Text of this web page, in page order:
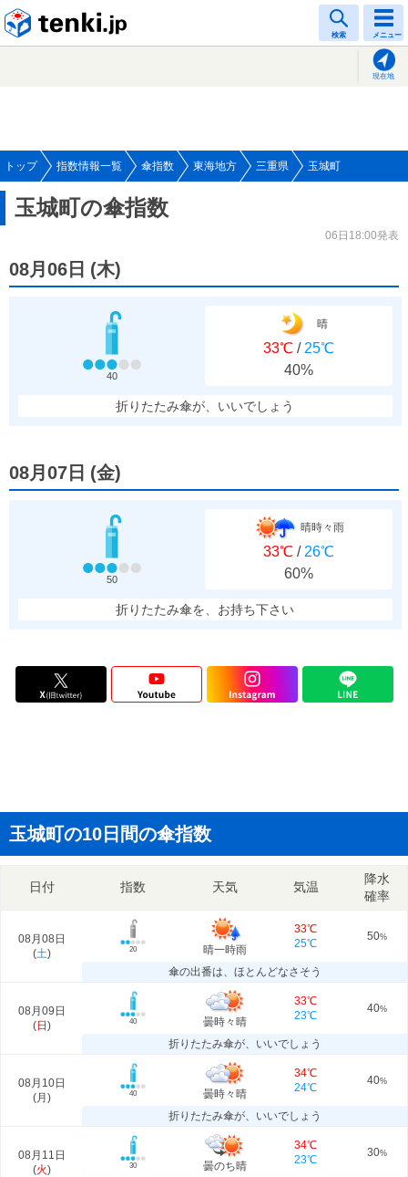
検索 メニュー
現在地
トップ 指数情報一覧 傘指数 東海地方 三重県 玉城町
玉城町の傘指数
06日18:00発表
08月06日 (木)
40
晴
33℃ / 25℃
40%
折りたたみ傘が、いいでしょう
08月07日 (金)
50
晴時々雨
33℃ / 26℃
60%
折りたたみ傘を、お持ち下さい
玉城町の10日間の傘指数
日付 指数 天気 気温
降水
確率
08月08日
(土) 20 晴一時雨
33℃
25℃
50%
傘の出番は、ほとんどなさそう
08月09日
(日 ) 40 曇時々晴
33℃
23℃
40%
折りたたみ傘が、いいでしょう
08月10日
(月 ) 40 曇時々晴
34℃
24℃
40%
折りたたみ傘が、いいでしょう
08月11日
(火) 30 曇のち晴
34℃
23℃
30%